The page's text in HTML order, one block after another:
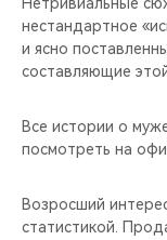
нестандартное
и ясно
составляющие
Все истории о
посмотреть на
Возросший
статистикой.